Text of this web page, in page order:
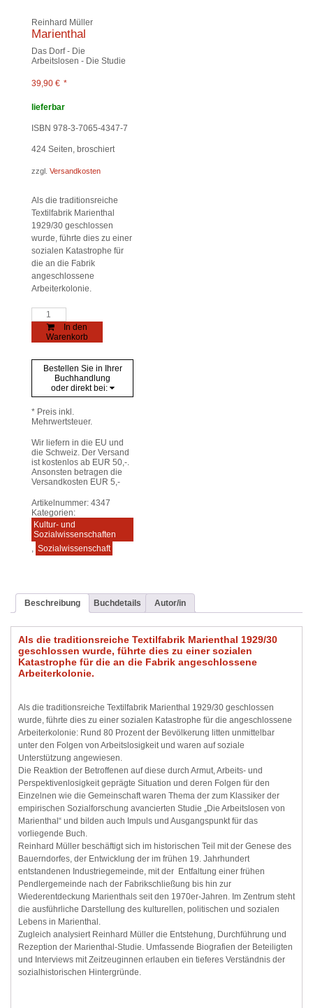
Reinhard Müller
Marienthal
Das Dorf - Die
Arbeitslosen - Die Studie
39,90 € *
lieferbar
ISBN 978-3-7065-4347-7
424 Seiten, broschiert
zzgl. Versandkosten
Als die traditionsreiche
Textilfabrik Marienthal
1929/30 geschlossen
wurde, führte dies zu einer
sozialen Katastrophe für
die an die Fabrik
angeschlossene
Arbeiterkolonie.
Marienthal
Menge
In den
Warenkorb
Bestellen Sie in Ihrer
Buchhandlung
oder direkt bei:
* Preis inkl.
Mehrwertsteuer.
Wir liefern in die EU und
die Schweiz. Der Versand
ist kostenlos ab EUR 50,-.
Ansonsten betragen die
Versandkosten EUR 5,-
Artikelnummer: 4347
Kategorien:
Kultur- und
Sozialwissenschaften
Sozialwissenschaft
Beschreibung Buchdetails Autor/in
Als die traditionsreiche Textilfabrik Marienthal 1929/30
geschlossen wurde, führte dies zu einer sozialen
Katastrophe für die an die Fabrik angeschlossene
Arbeiterkolonie.
Als die traditionsreiche Textilfabrik Marienthal 1929/30 geschlossen
wurde, führte dies zu einer sozialen Katastrophe für die angeschlossene
Arbeiterkolonie: Rund 80 Prozent der Bevölkerung litten unmittelbar
unter den Folgen von Arbeitslosigkeit und waren auf soziale
Unterstützung angewiesen.
Die Reaktion der Betroffenen auf diese durch Armut, Arbeits- und
Perspektivenlosigkeit geprägte Situation und deren Folgen für den
Einzelnen wie die Gemeinschaft waren Thema der zum Klassiker der
empirischen Sozialforschung avancierten Studie „Die Arbeitslosen von
Marienthal“ und bilden auch Impuls und Ausgangspunkt für das
vorliegende Buch.
Reinhard Müller beschäftigt sich im historischen Teil mit der Genese des
Bauerndorfes, der Entwicklung der im frühen 19. Jahrhundert
entstandenen Industriegemeinde, mit der Entfaltung einer frühen
Pendlergemeinde nach der Fabrikschließung bis hin zur
Wiederentdeckung Marienthals seit den 1970er-Jahren. Im Zentrum steht
die ausführliche Darstellung des kulturellen, politischen und sozialen
Lebens in Marienthal.
Zugleich analysiert Reinhard Müller die Entstehung, Durchführung und
Rezeption der Marienthal-Studie. Umfassende Biografien der Beteiligten
und Interviews mit Zeitzeuginnen erlauben ein tieferes Verständnis der
sozialhistorischen Hintergründe.